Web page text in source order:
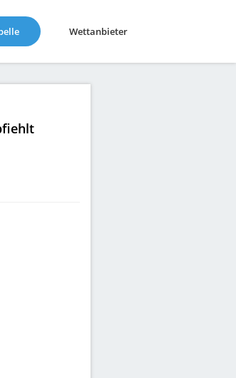
(current) Wettanbieter